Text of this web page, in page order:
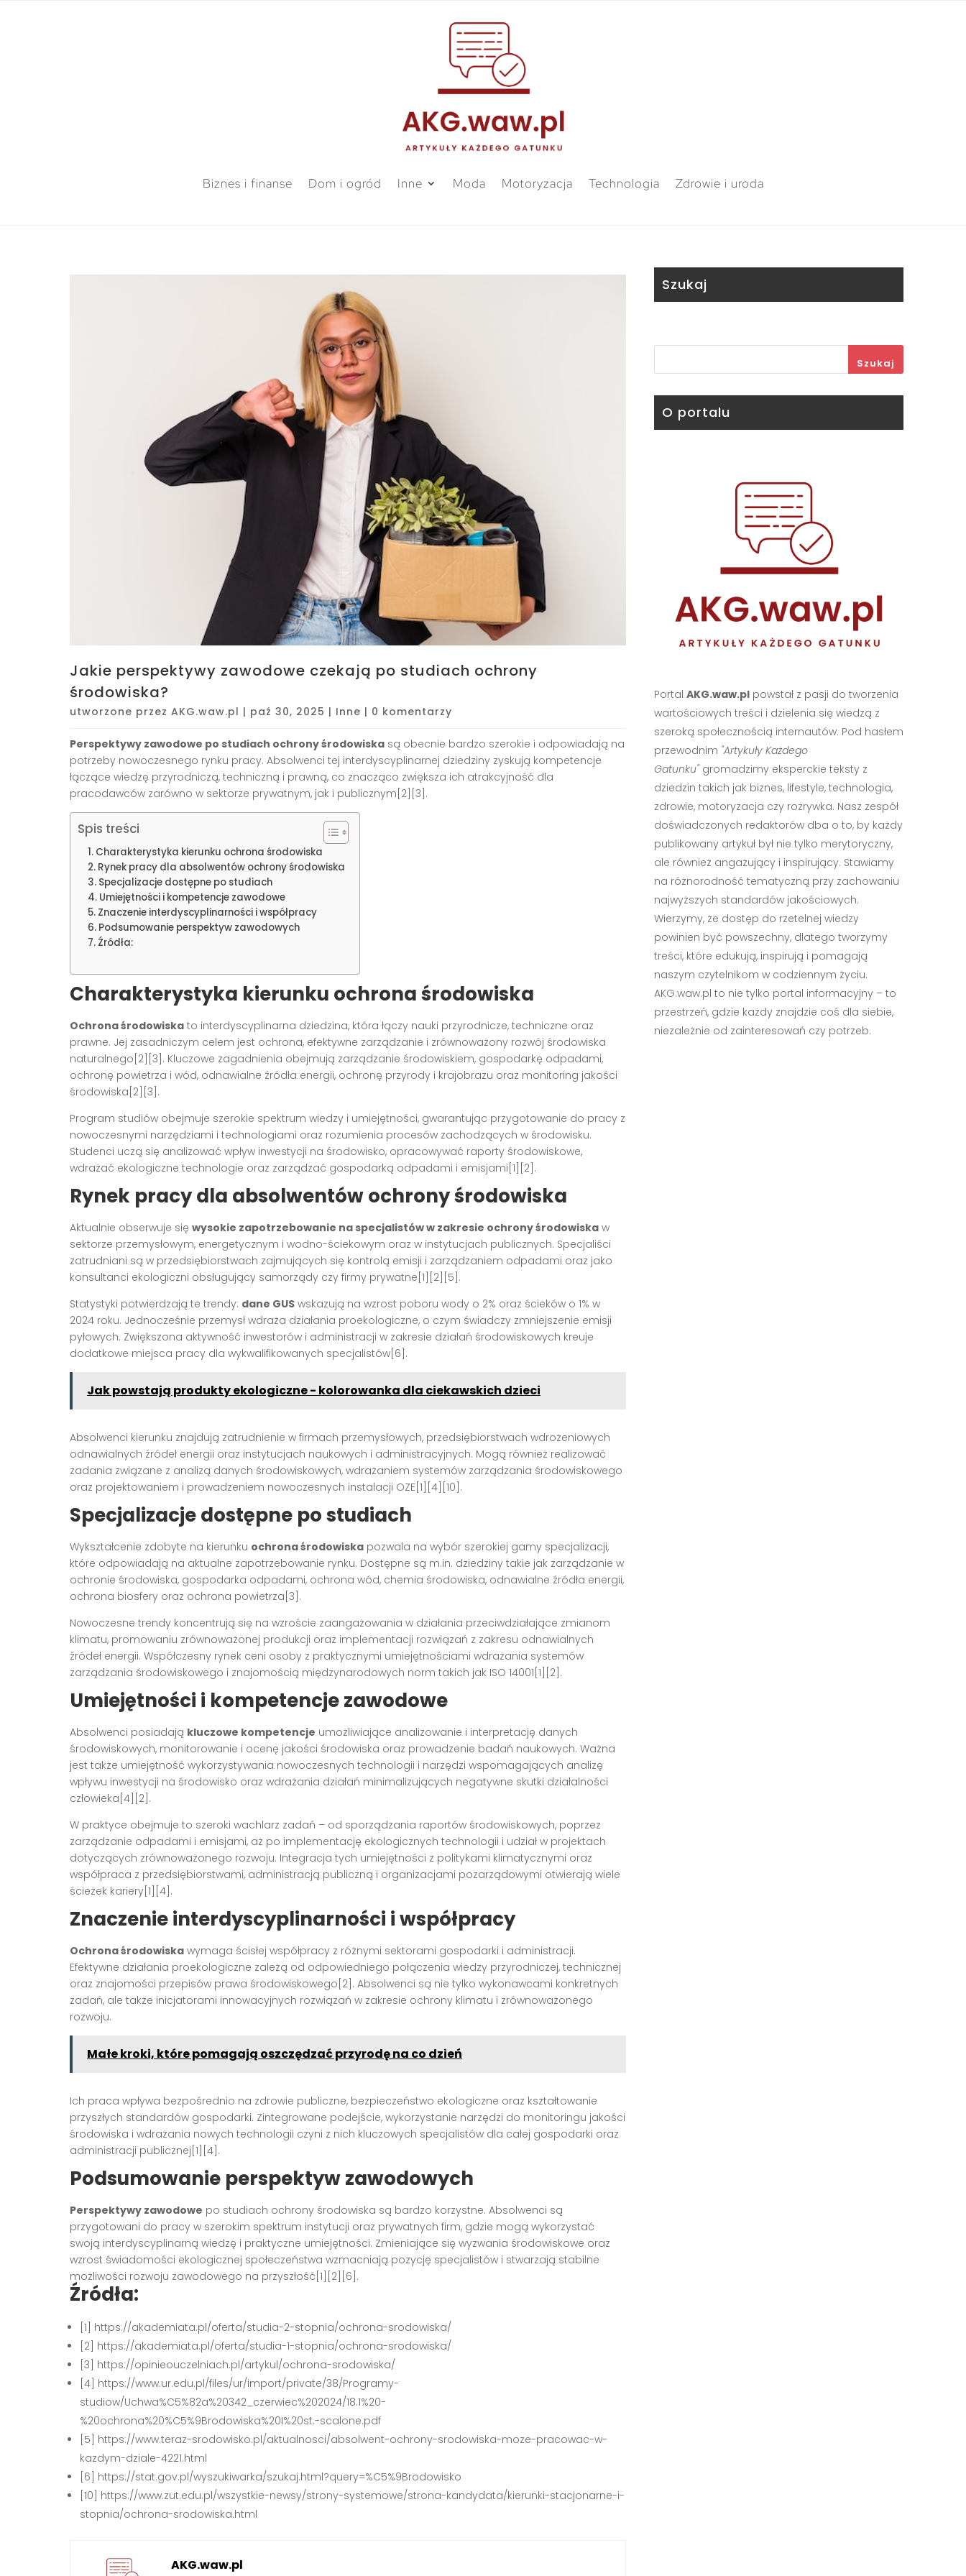
Biznes i finanse Dom i ogród Inne Moda Motoryzacja Technologia Zdrowie i uroda
Jakie perspektywy zawodowe czekają po studiach ochrony
środowiska?
utworzone przez AKG.waw.pl | paź 30, 2025 | Inne | 0 komentarzy
Perspektywy zawodowe po studiach ochrony środowiska są obecnie bardzo szerokie i odpowiadają na
potrzeby nowoczesnego rynku pracy. Absolwenci tej interdyscyplinarnej dziedziny zyskują kompetencje
łączące wiedzę przyrodniczą, techniczną i prawną, co znacząco zwiększa ich atrakcyjność dla
pracodawców zarówno w sektorze prywatnym, jak i publicznym[2][3].
Spis treści
Charakterystyka kierunku ochrona środowiska
Rynek pracy dla absolwentów ochrony środowiska
Specjalizacje dostępne po studiach
Umiejętności i kompetencje zawodowe
Znaczenie interdyscyplinarności i współpracy
Podsumowanie perspektyw zawodowych
Źródła:
Charakterystyka kierunku ochrona środowiska
Ochrona środowiska to interdyscyplinarna dziedzina, która łączy nauki przyrodnicze, techniczne oraz
prawne. Jej zasadniczym celem jest ochrona, efektywne zarządzanie i zrównoważony rozwój środowiska
naturalnego[2][3]. Kluczowe zagadnienia obejmują zarządzanie środowiskiem, gospodarkę odpadami,
ochronę powietrza i wód, odnawialne źródła energii, ochronę przyrody i krajobrazu oraz monitoring jakości
środowiska[2][3].
Program studiów obejmuje szerokie spektrum wiedzy i umiejętności, gwarantując przygotowanie do pracy z
nowoczesnymi narzędziami i technologiami oraz rozumienia procesów zachodzących w środowisku.
Studenci uczą się analizować wpływ inwestycji na środowisko, opracowywać raporty środowiskowe,
wdrażać ekologiczne technologie oraz zarządzać gospodarką odpadami i emisjami[1][2].
Rynek pracy dla absolwentów ochrony środowiska
Aktualnie obserwuje się wysokie zapotrzebowanie na specjalistów w zakresie ochrony środowiska w
sektorze przemysłowym, energetycznym i wodno-ściekowym oraz w instytucjach publicznych. Specjaliści
zatrudniani są w przedsiębiorstwach zajmujących się kontrolą emisji i zarządzaniem odpadami oraz jako
konsultanci ekologiczni obsługujący samorządy czy firmy prywatne[1][2][5].
Statystyki potwierdzają te trendy: dane GUS wskazują na wzrost poboru wody o 2% oraz ścieków o 1% w
2024 roku. Jednocześnie przemysł wdraża działania proekologiczne, o czym świadczy zmniejszenie emisji
pyłowych. Zwiększona aktywność inwestorów i administracji w zakresie działań środowiskowych kreuje
dodatkowe miejsca pracy dla wykwalifikowanych specjalistów[6].
Jak powstają produkty ekologiczne - kolorowanka dla ciekawskich dzieci
Absolwenci kierunku znajdują zatrudnienie w firmach przemysłowych, przedsiębiorstwach wdrożeniowych
odnawialnych źródeł energii oraz instytucjach naukowych i administracyjnych. Mogą również realizować
zadania związane z analizą danych środowiskowych, wdrażaniem systemów zarządzania środowiskowego
oraz projektowaniem i prowadzeniem nowoczesnych instalacji OZE[1][4][10].
Specjalizacje dostępne po studiach
Wykształcenie zdobyte na kierunku ochrona środowiska pozwala na wybór szerokiej gamy specjalizacji,
które odpowiadają na aktualne zapotrzebowanie rynku. Dostępne są m.in. dziedziny takie jak zarządzanie w
ochronie środowiska, gospodarka odpadami, ochrona wód, chemia środowiska, odnawialne źródła energii,
ochrona biosfery oraz ochrona powietrza[3].
Nowoczesne trendy koncentrują się na wzroście zaangażowania w działania przeciwdziałające zmianom
klimatu, promowaniu zrównoważonej produkcji oraz implementacji rozwiązań z zakresu odnawialnych
źródeł energii. Współczesny rynek ceni osoby z praktycznymi umiejętnościami wdrażania systemów
zarządzania środowiskowego i znajomością międzynarodowych norm takich jak ISO 14001[1][2].
Umiejętności i kompetencje zawodowe
Absolwenci posiadają kluczowe kompetencje umożliwiające analizowanie i interpretację danych
środowiskowych, monitorowanie i ocenę jakości środowiska oraz prowadzenie badań naukowych. Ważna
jest także umiejętność wykorzystywania nowoczesnych technologii i narzędzi wspomagających analizę
wpływu inwestycji na środowisko oraz wdrażania działań minimalizujących negatywne skutki działalności
człowieka[4][2].
W praktyce obejmuje to szeroki wachlarz zadań – od sporządzania raportów środowiskowych, poprzez
zarządzanie odpadami i emisjami, aż po implementację ekologicznych technologii i udział w projektach
dotyczących zrównoważonego rozwoju. Integracja tych umiejętności z politykami klimatycznymi oraz
współpraca z przedsiębiorstwami, administracją publiczną i organizacjami pozarządowymi otwierają wiele
ścieżek kariery[1][4].
Znaczenie interdyscyplinarności i współpracy
Ochrona środowiska wymaga ścisłej współpracy z różnymi sektorami gospodarki i administracji.
Efektywne działania proekologiczne zależą od odpowiedniego połączenia wiedzy przyrodniczej, technicznej
oraz znajomości przepisów prawa środowiskowego[2]. Absolwenci są nie tylko wykonawcami konkretnych
zadań, ale także inicjatorami innowacyjnych rozwiązań w zakresie ochrony klimatu i zrównoważonego
rozwoju.
Małe kroki, które pomagają oszczędzać przyrodę na co dzień
Ich praca wpływa bezpośrednio na zdrowie publiczne, bezpieczeństwo ekologiczne oraz kształtowanie
przyszłych standardów gospodarki. Zintegrowane podejście, wykorzystanie narzędzi do monitoringu jakości
środowiska i wdrażania nowych technologii czyni z nich kluczowych specjalistów dla całej gospodarki oraz
administracji publicznej[1][4].
Podsumowanie perspektyw zawodowych
Perspektywy zawodowe po studiach ochrony środowiska są bardzo korzystne. Absolwenci są
przygotowani do pracy w szerokim spektrum instytucji oraz prywatnych firm, gdzie mogą wykorzystać
swoją interdyscyplinarną wiedzę i praktyczne umiejętności. Zmieniające się wyzwania środowiskowe oraz
wzrost świadomości ekologicznej społeczeństwa wzmacniają pozycję specjalistów i stwarzają stabilne
możliwości rozwoju zawodowego na przyszłość[1][2][6].
Źródła:
[1] https://akademiata.pl/oferta/studia-2-stopnia/ochrona-srodowiska/
[2] https://akademiata.pl/oferta/studia-1-stopnia/ochrona-srodowiska/
[3] https://opinieouczelniach.pl/artykul/ochrona-srodowiska/
[4] https://www.ur.edu.pl/files/ur/import/private/38/Programy-
studiow/Uchwa%C5%82a%20342_czerwiec%202024/18.1%20-
%20ochrona%20%C5%9Brodowiska%20I%20st.-scalone.pdf
[5] https://www.teraz-srodowisko.pl/aktualnosci/absolwent-ochrony-srodowiska-moze-pracowac-w-
kazdym-dziale-4221.html
[6] https://stat.gov.pl/wyszukiwarka/szukaj.html?query=%C5%9Brodowisko
[10] https://www.zut.edu.pl/wszystkie-newsy/strony-systemowe/strona-kandydata/kierunki-stacjonarne-i-
stopnia/ochrona-srodowiska.html
AKG.waw.pl
Szukaj
Szukaj
O portalu
Portal AKG.waw.plpowstał z pasji do tworzenia
wartościowych treści i dzielenia się wiedzą z
szeroką społecznością internautów. Pod hasłem
przewodnim "Artykuły Każdego
Gatunku"gromadzimy eksperckie teksty z
dziedzin takich jak biznes, lifestyle, technologia,
zdrowie, motoryzacja czy rozrywka. Nasz zespół
doświadczonych redaktorów dba o to, by każdy
publikowany artykuł był nie tylko merytoryczny,
ale również angażujący i inspirujący. Stawiamy
na różnorodność tematyczną przy zachowaniu
najwyższych standardów jakościowych.
Wierzymy, że dostęp do rzetelnej wiedzy
powinien być powszechny, dlatego tworzymy
treści, które edukują, inspirują i pomagają
naszym czytelnikom w codziennym życiu.
AKG.waw.pl to nie tylko portal informacyjny – to
przestrzeń, gdzie każdy znajdzie coś dla siebie,
niezależnie od zainteresowań czy potrzeb.